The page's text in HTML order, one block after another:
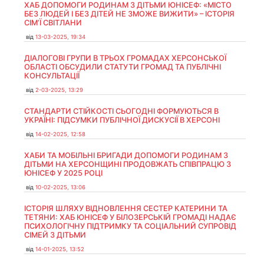
ХАБ ДОПОМОГИ РОДИНАМ З ДІТЬМИ ЮНІСЕФ: «МІСТО
БЕЗ ЛЮДЕЙ І БЕЗ ДІТЕЙ НЕ ЗМОЖЕ ВИЖИТИ» – ІСТОРІЯ
СІМʼЇ СВІТЛАНИ
від 13-03-2025, 19:34
ДІАЛОГОВІ ГРУПИ В ТРЬОХ ГРОМАДАХ ХЕРСОНСЬКОЇ
ОБЛАСТІ ОБСУДИЛИ СТАТУТИ ГРОМАД ТА ПУБЛІЧНІ
КОНСУЛЬТАЦІЇ
від 2-03-2025, 13:29
СТАНДАРТИ СТІЙКОСТІ СЬОГОДНІ ФОРМУЮТЬСЯ В
УКРАЇНІ: ПІДСУМКИ ПУБЛІЧНОЇ ДИСКУСІЇ В ХЕРСОНІ
від 14-02-2025, 12:58
ХАБИ ТА МОБІЛЬНІ БРИГАДИ ДОПОМОГИ РОДИНАМ З
ДІТЬМИ НА ХЕРСОНЩИНІ ПРОДОВЖАТЬ СПІВПРАЦЮ З
ЮНІСЕФ У 2025 РОЦІ
від 10-02-2025, 13:06
ІСТОРІЯ ШЛЯХУ ВІДНОВЛЕННЯ СЕСТЕР КАТЕРИНИ ТА
ТЕТЯНИ: ХАБ ЮНІСЕФ У БІЛОЗЕРСЬКІЙ ГРОМАДІ НАДАЄ
ПСИХОЛОГІЧНУ ПІДТРИМКУ ТА СОЦІАЛЬНИЙ СУПРОВІД
СІМЕЙ З ДІТЬМИ
від 14-01-2025, 13:52